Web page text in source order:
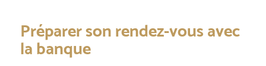
Préparer son rendez-vous avec
la banque